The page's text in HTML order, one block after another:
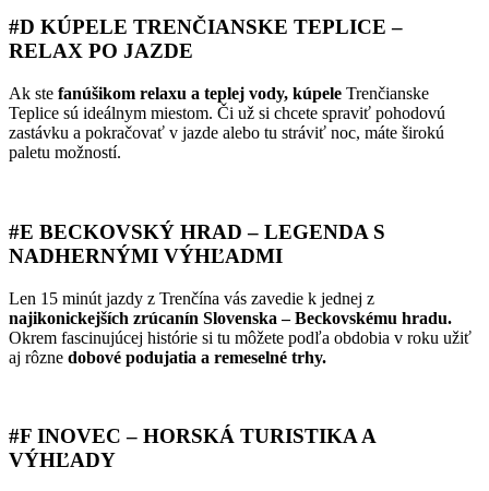
#D KÚPELE TRENČIANSKE TEPLICE –
RELAX PO JAZDE
Ak ste fanúšikom relaxu a teplej vody, kúpele Trenčianske
Teplice sú ideálnym miestom. Či už si chcete spraviť pohodovú
zastávku a pokračovať v jazde alebo tu stráviť noc, máte širokú
paletu možností.
#E BECKOVSKÝ HRAD – LEGENDA S
NADHERNÝMI VÝHĽADMI
Len 15 minút jazdy z Trenčína vás zavedie k jednej z
najikonickejších zrúcanín Slovenska – Beckovskému hradu.
Okrem fascinujúcej histórie si tu môžete podľa obdobia v roku užiť
aj rôzne dobové podujatia a remeselné trhy.
#F INOVEC – HORSKÁ TURISTIKA A
VÝHĽADY